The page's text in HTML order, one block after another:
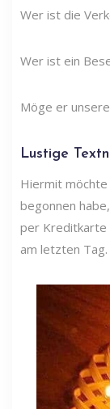
Wer ist die
Wer ist ein
Möge er
Lustige
Hiermit möchte
begonnen
per Kreditkarte
am letzten